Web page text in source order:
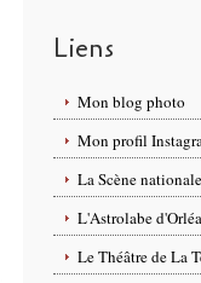
Liens
Mon blog photo
Mon profil
La Scène
L'Astrolabe
Le Théâtre de La